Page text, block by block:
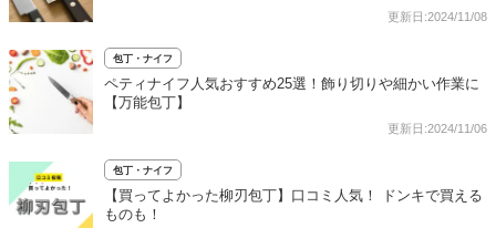
更新日:2024/11/08
包丁・ナイフ
ペティナイフ人気おすすめ25選！飾り切りや細かい作業に
【万能包丁】
更新日:2024/11/06
包丁・ナイフ
【買ってよかった柳刃包丁】口コミ人気！ ドンキで買える
ものも！